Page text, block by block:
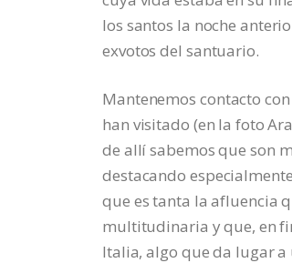
los santos la noche
exvotos del santuario.
Mantenemos contacto
han visitado (en la foto
de allí sabemos que son
destacando
que es tanta la afluencia
multitudinaria y que, en
Italia, algo que da lugar